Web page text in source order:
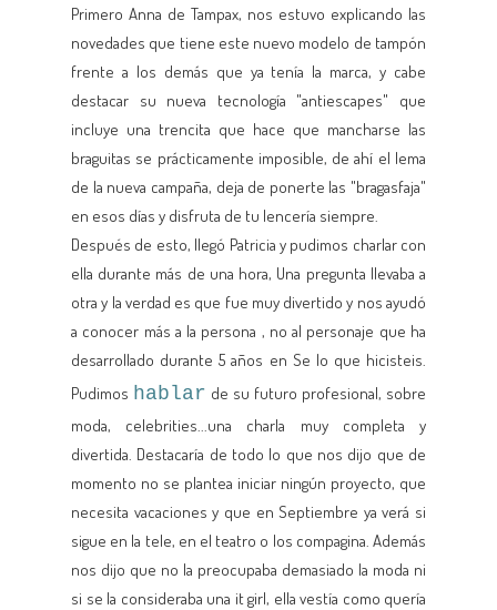
Primero Anna de Tampax, nos estuvo explicando las
novedades que tiene este nuevo modelo de tampón
frente a los demás que ya tenía la marca, y cabe
destacar su nueva tecnología "antiescapes" que
incluye una trencita que hace que mancharse las
braguitas se prácticamente imposible, de ahí el lema
de la nueva campaña, deja de ponerte las "bragasfaja"
en esos días y disfruta de tu lencería siempre.
Después de esto, llegó Patricia y pudimos charlar con
ella durante más de una hora, Una pregunta llevaba a
otra y la verdad es que fue muy divertido y nos ayudó
a conocer más a la persona , no al personaje que ha
desarrollado durante 5 años en Se lo que hicisteis.
Pudimos hablar de su futuro profesional, sobre
moda, celebrities...una charla muy completa y
divertida. Destacaría de todo lo que nos dijo que de
momento no se plantea iniciar ningún proyecto, que
necesita vacaciones y que en Septiembre ya verá si
sigue en la tele, en el teatro o los compagina. Además
nos dijo que no la preocupaba demasiado la moda ni
si se la consideraba una it girl, ella vestía como quería